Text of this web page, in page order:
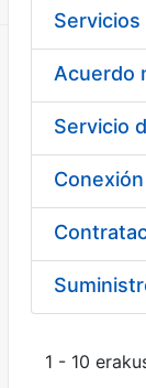
Acuerdo
1 - 10